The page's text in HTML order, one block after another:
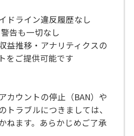
ドライン違反履歴なし
告も一切なし
益推移・アナリティクスの
をご提供可能です
カウントの停止（BAN）や
トラブルにつきましては、
ねます。あらかじめご了承